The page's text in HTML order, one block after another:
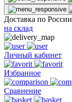
Доставка по России
на склад
Личный кабинет
Избранное
Сравнение